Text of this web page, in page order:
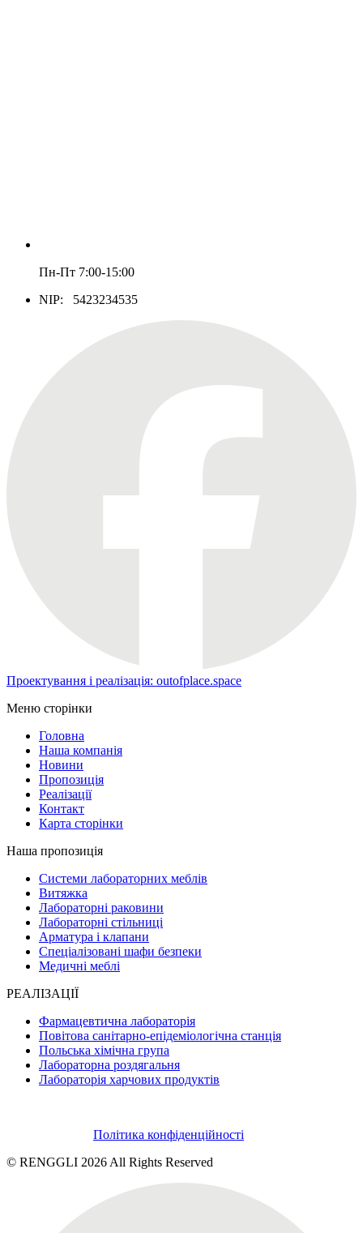
Пн-Пт 7:00-15:00
NIP: 5423234535
Проектування і реалізація: outofplace.space
Меню сторінки
Головна
Наша компанія
Новини
Пропозиція
Реалізації
Контакт
Карта сторінки
Наша пропозиція
Системи лабораторних меблів
Витяжка
Лабораторні раковини
Лабораторні стільниці
Арматура і клапани
Спеціалізовані шафи безпеки
Медичні меблі
РЕАЛІЗАЦІЇ
Фармацевтична лабораторія
Повітова санітарно-епідеміологічна станція
Польська хімічна група
Лабораторна роздягальня
Лабораторія харчових продуктів
Політика конфіденційності
© RENGGLI 2026 All Rights Reserved